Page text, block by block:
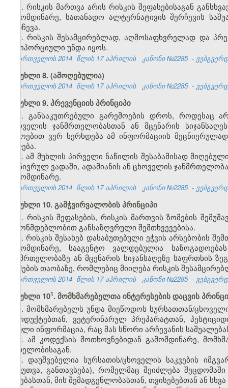
1. რისკის მართვა არის რისკის შეფასებისაგან
გამომდინარე, სათანადო ალტერნატივის შერჩევის
შერჩევა.
2. რისკის შესამცირებლად, აღმოსაფხვრელად და
პროპორციული უნდა იყოს.
საქართველოს 2014 წლის 17 აპრილის კანონი №2285 -
მუხლი 8. (ამოღებულია)
საქართველოს 2014 წლის 17 აპრილის კანონი №2285 -
მუხლი 9. პრევენციის პრინციპი
1. განსაკუთრებული გარემოების დროს, როდესაც
ცხოველის ჯანმრთელობასთან ან მცენარის
დროებით ვერ ხერხდება ამ ინფორმაციის
მიღება.
2. ამ მუხლის პირველი ნაწილის შესაბამისად
გონივრულ ვადაში, ადამიანის ან ცხოველის
გამომდინარე.
საქართველოს 2014 წლის 17 აპრილის კანონი №2285 -
მუხლი 10. გამჭვირვალობის პრინციპი
1. რისკის შეფასების, რისკის მართვის ზომების
კანონმდებლობით განსაზღვრული შემთხვევებისა.
2. რისკის შესახებ დასაბუთებული ეჭვის არსებობის
გამომდინარე, სააგენტო ვალდებულია
ჯანმრთელობაზე ან მცენარის სიჯანსაღეზე საფრთხის
ზომების თაობაზე, რომლებიც მიიღება რისკის
საქართველოს 2014 წლის 17 აპრილის კანონი №2285 -
მუხლი 10​1. მომხმარებელთა ინტერესების დაცვის
1. მომხმარებელს უნდა მიეწოდოს სურსათთან/
პროდუქტებთან, ვეტერინარულ პრეპარატთან,
სრული ინფორმაცია, რაც მას სწორი არჩევანის
2. ამ კოდექსის მოთხოვნებიდან გამომდინარე,
მცდელობისაგან.
3. დაუშვებელია სურსათის/ცხოველის საკვების
შეფუთვა, განთავსება), რომელმაც შეიძლება
ბუნებასთან, მის შემადგენლობასთან, თვისებებთან ან